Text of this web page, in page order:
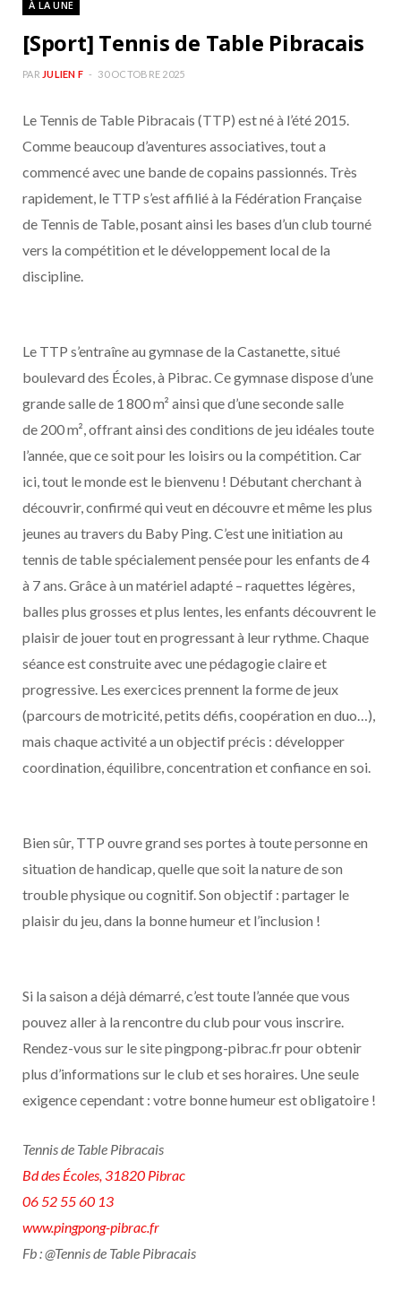
o
k
g
m
À LA UNE
[Sport] Tennis de Table Pibracais
PAR JULIEN F 30 OCTOBRE 2025
Le Tennis de Table Pibracais (TTP) est né à l’été 2015.
Comme beaucoup d’aventures associatives, tout a
commencé avec une bande de copains passionnés. Très
rapidement, le TTP s’est affilié à la Fédération Française
de Tennis de Table, posant ainsi les bases d’un club tourné
vers la compétition et le développement local de la
discipline.
Le TTP s’entraîne au gymnase de la Castanette, situé
boulevard des Écoles, à Pibrac. Ce gymnase dispose d’une
grande salle de 1 800 m² ainsi que d’une seconde salle
de 200 m², offrant ainsi des conditions de jeu idéales toute
l’année, que ce soit pour les loisirs ou la compétition. Car
ici, tout le monde est le bienvenu ! Débutant cherchant à
découvrir, confirmé qui veut en découvre et même les plus
jeunes au travers du Baby Ping. C’est une initiation au
tennis de table spécialement pensée pour les enfants de 4
à 7 ans. Grâce à un matériel adapté – raquettes légères,
balles plus grosses et plus lentes, les enfants découvrent le
plaisir de jouer tout en progressant à leur rythme. Chaque
séance est construite avec une pédagogie claire et
progressive. Les exercices prennent la forme de jeux
(parcours de motricité, petits défis, coopération en duo…),
mais chaque activité a un objectif précis : développer
coordination, équilibre, concentration et confiance en soi.
Bien sûr, TTP ouvre grand ses portes à toute personne en
situation de handicap, quelle que soit la nature de son
trouble physique ou cognitif. Son objectif : partager le
plaisir du jeu, dans la bonne humeur et l’inclusion !
Si la saison a déjà démarré, c’est toute l’année que vous
pouvez aller à la rencontre du club pour vous inscrire.
Rendez-vous sur le site pingpong-pibrac.fr pour obtenir
plus d’informations sur le club et ses horaires. Une seule
exigence cependant : votre bonne humeur est obligatoire !
Tennis de Table Pibracais
Bd des Écoles, 31820 Pibrac
06 52 55 60 13
www.pingpong-pibrac.fr
Fb : @Tennis de Table Pibracais